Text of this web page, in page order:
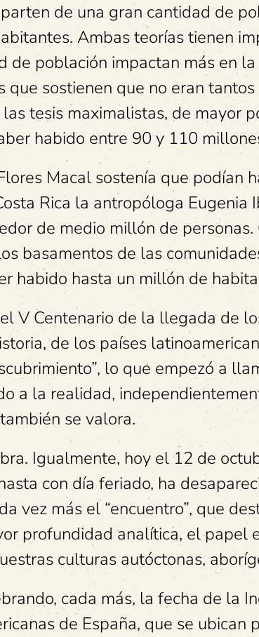
de una gran cantidad de
Ambas teorías tienen
de población impactan más en la
que sostienen que no eran
tesis maximalistas, de mayor
habido entre 90 y 110
Macal sostenía que podían
Rica la antropóloga Eugenia
de medio millón de personas.
basamentos de las
habido hasta un millón de
V Centenario de la llegada de
de los países
lo que empezó a
a la realidad,
se valora.
Igualmente, hoy el 12 de
con día feriado, ha
vez más el “encuentro”, que
profundidad analítica, el papel
culturas autóctonas,
cada más, la fecha de la
de España, que se ubican